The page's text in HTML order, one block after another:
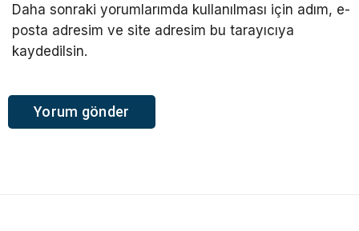
Daha sonraki yorumlarımda kullanılması için adım, e-
posta adresim ve site adresim bu tarayıcıya
kaydedilsin.